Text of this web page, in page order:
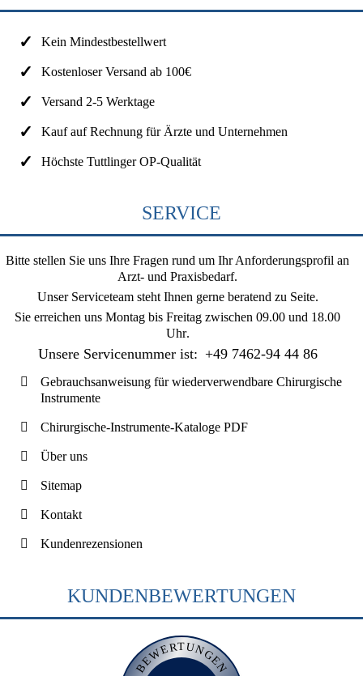
Kein Mindestbestellwert
Kostenloser Versand ab 100€
Versand 2-5 Werktage
Kauf auf Rechnung für Ärzte und Unternehmen
Höchste Tuttlinger OP-Qualität
SERVICE
Bitte stellen Sie uns Ihre Fragen rund um Ihr Anforderungsprofil an
Arzt- und Praxisbedarf.
Unser Serviceteam steht Ihnen gerne beratend zu Seite.
Sie erreichen uns Montag bis Freitag zwischen 09.00 und 18.00
Uhr.
Unsere Servicenummer ist: +49 7462-94 44 86
Gebrauchsanweisung für wiederverwendbare Chirurgische
Instrumente
Chirurgische-Instrumente-Kataloge PDF
Über uns
Sitemap
Kontakt
Kundenrezensionen
KUNDENBEWERTUNGEN
BEWERTUNGEN